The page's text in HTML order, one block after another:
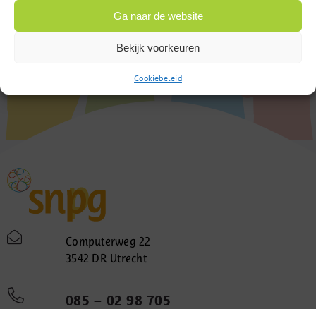
Ga naar de website
Bekijk voorkeuren
Cookiebeleid
Computerweg 22
3542 DR Utrecht
085 – 02 98 705